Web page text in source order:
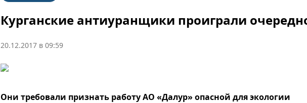
Курганские антиуранщики проиграли
20.12.2017 в 09:59
Они требовали признать работу АО «Далур» опасной для экологии